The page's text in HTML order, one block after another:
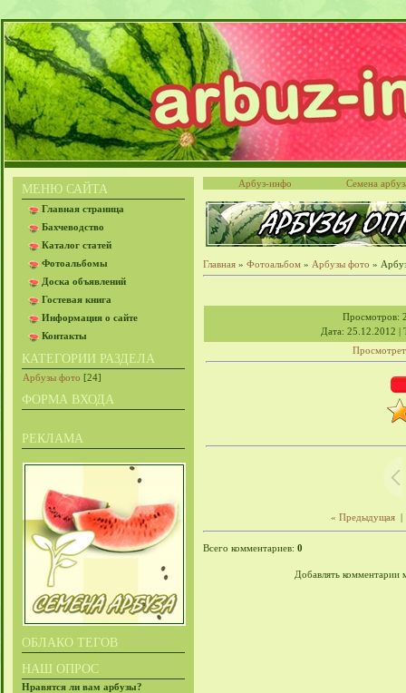
МЕНЮ САЙТА
Главная страница
Бахчеводство
Каталог статей
Фотоальбомы
Доска объявлений
Гостевая книга
Информация о сайте
Контакты
КАТЕГОРИИ РАЗДЕЛА
Арбузы фото [24]
ФОРМА ВХОДА
РЕКЛАМА
ОБЛАКО ТЕГОВ
НАШ ОПРОС
Нравятся ли вам арбузы?
Арбуз-инфо Семена
Главная » Фотоальбом » Арбузы фото »
Просмотров:
Дата: 25.12.2012 |
« Предыдущая |
Всего комментариев: 0
Добавлять комментарии